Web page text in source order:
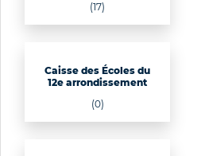
(17)
Caisse des Écoles du
12e arrondissement
(0)